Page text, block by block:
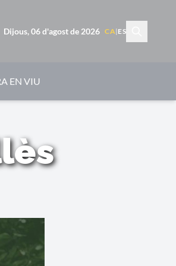
Dijous, 06 d'agost de 2026 CA| ES
EN VIU